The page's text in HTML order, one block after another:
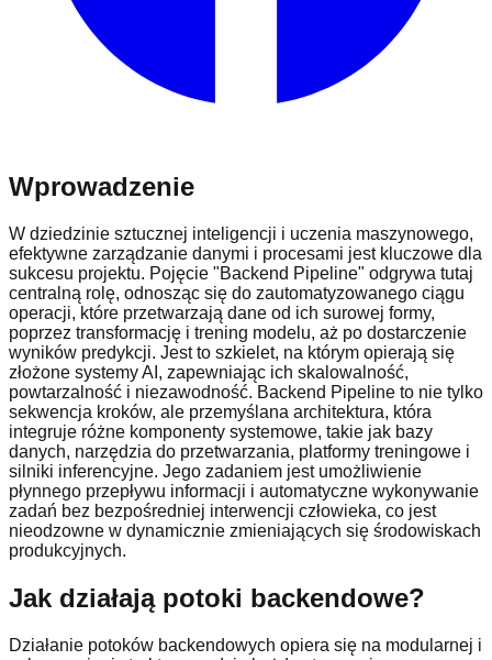
Wprowadzenie
W dziedzinie sztucznej inteligencji i uczenia maszynowego,
efektywne zarządzanie danymi i procesami jest kluczowe dla
sukcesu projektu. Pojęcie "Backend Pipeline" odgrywa tutaj
centralną rolę, odnosząc się do zautomatyzowanego ciągu
operacji, które przetwarzają dane od ich surowej formy,
poprzez transformację i trening modelu, aż po dostarczenie
wyników predykcji. Jest to szkielet, na którym opierają się
złożone systemy AI, zapewniając ich skalowalność,
powtarzalność i niezawodność. Backend Pipeline to nie tylko
sekwencja kroków, ale przemyślana architektura, która
integruje różne komponenty systemowe, takie jak bazy
danych, narzędzia do przetwarzania, platformy treningowe i
silniki inferencyjne. Jego zadaniem jest umożliwienie
płynnego przepływu informacji i automatyczne wykonywanie
zadań bez bezpośredniej interwencji człowieka, co jest
nieodzowne w dynamicznie zmieniających się środowiskach
produkcyjnych.
Jak działają potoki backendowe?
Działanie potoków backendowych opiera się na modularnej i